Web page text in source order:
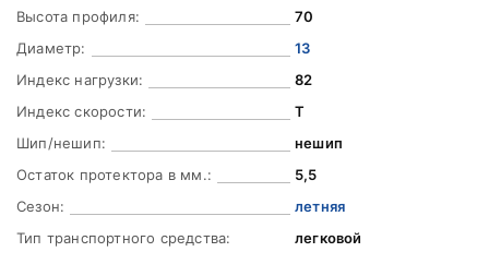
Высота профиля:
70
Диаметр:
13
Индекс нагрузки:
82
Индекс скорости:
T
Шип/нешип:
нешип
Остаток протектора в мм.:
5,5
Сезон:
летняя
Тип транспортного средства:
легковой